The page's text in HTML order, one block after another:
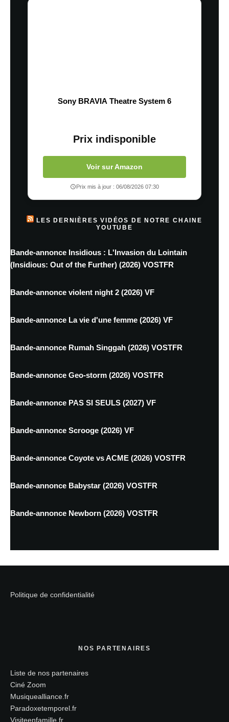
Sony BRAVIA Theatre System 6
Prix indisponible
Voir sur Amazon
Prix mis à jour : 06/08/2026 07:30
LES DERNIÈRES VIDÉOS DE NOTRE CHAINE
YOUTUBE
Bande-annonce Insidious : L'Invasion du Lointain
(Insidious: Out of the Further) (2026) VOSTFR
Bande-annonce violent night 2 (2026) VF
Bande-annonce La vie d'une femme (2026) VF
Bande-annonce Rumah Singgah (2026) VOSTFR
Bande-annonce Geo-storm (2026) VOSTFR
Bande-annonce PAS SI SEULS (2027) VF
Bande-annonce Scrooge (2026) VF
Bande-annonce Coyote vs ACME (2026) VOSTFR
Bande-annonce Babystar (2026) VOSTFR
Bande-annonce Newborn (2026) VOSTFR
Politique de confidentialité
NOS PARTENAIRES
Liste de nos partenaires
Ciné Zoom
Musiquealliance.fr
Paradoxetemporel.fr
Visiteenfamille.fr